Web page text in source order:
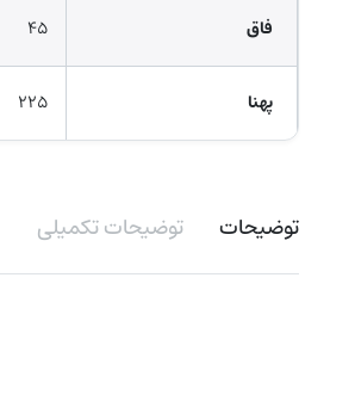
فاق ۴۵
پهنا ۲۲۵
توضیحات توضیحات تکمیلی